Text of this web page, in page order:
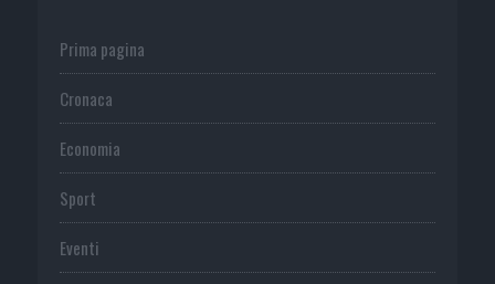
Prima pagina
Cronaca
Economia
Sport
Eventi